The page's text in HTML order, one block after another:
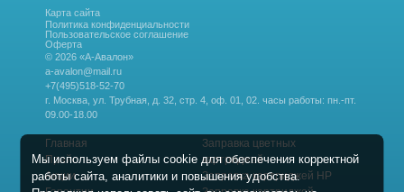
Карта сайта
Политика конфиденциальности
Пользовательское соглашение
Оферта
© 2026 «А-Авалон»
a-avalon@mail.ru
+7(495)518-52-70
г. Москва, ул. Трубная, д. 32, стр. 4, оф. 01, 02. часы работы: пн.-пт.
09.00-18.00
Главная
Прайс
Акции
Заправка цветных
картриджей
Заправка картриджей HP
Мы используем файлы cookie для обеспечения корректной
работы сайта, аналитики и повышения удобства.